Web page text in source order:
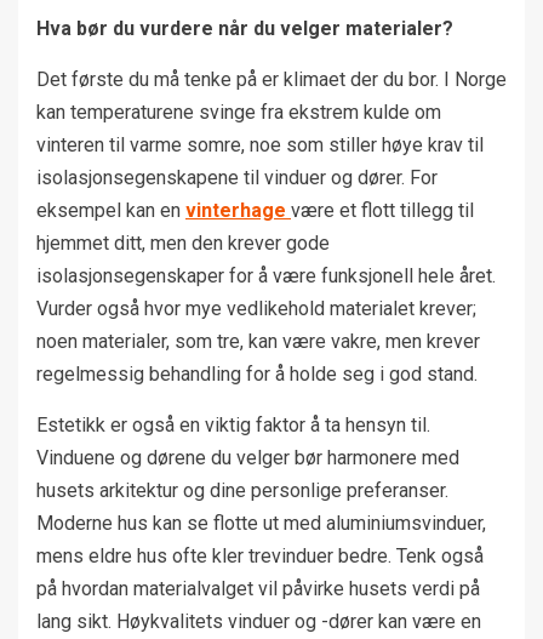
Hva bør du vurdere når du velger materialer?
Det første du må tenke på er klimaet der du bor. I Norge
kan temperaturene svinge fra ekstrem kulde om
vinteren til varme somre, noe som stiller høye krav til
isolasjonsegenskapene til vinduer og dører. For
eksempel kan en vinterhage være et flott tillegg til
hjemmet ditt, men den krever gode
isolasjonsegenskaper for å være funksjonell hele året.
Vurder også hvor mye vedlikehold materialet krever;
noen materialer, som tre, kan være vakre, men krever
regelmessig behandling for å holde seg i god stand.
Estetikk er også en viktig faktor å ta hensyn til.
Vinduene og dørene du velger bør harmonere med
husets arkitektur og dine personlige preferanser.
Moderne hus kan se flotte ut med aluminiumsvinduer,
mens eldre hus ofte kler trevinduer bedre. Tenk også
på hvordan materialvalget vil påvirke husets verdi på
lang sikt. Høykvalitets vinduer og -dører kan være en